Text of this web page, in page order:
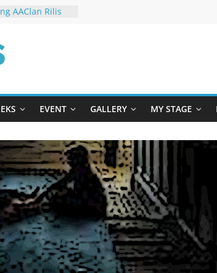
AAClan Rilis
Nominasi
Berani
UFO Jatuh
Terbaru di
EVENT GALLERY MY STAGE